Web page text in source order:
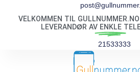
VELKOMMEN TIL
LEVERANDØR AV ENKLE
21533333